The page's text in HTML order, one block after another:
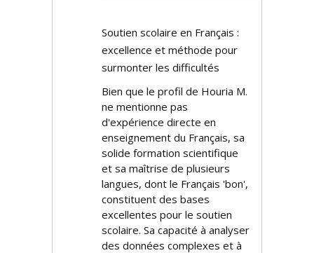
Soutien scolaire en Français :
excellence et méthode pour
surmonter les difficultés
Bien que le profil de Houria M.
ne mentionne pas
d'expérience directe en
enseignement du Français, sa
solide formation scientifique
et sa maîtrise de plusieurs
langues, dont le Français 'bon',
constituent des bases
excellentes pour le soutien
scolaire. Sa capacité à analyser
des données complexes et à